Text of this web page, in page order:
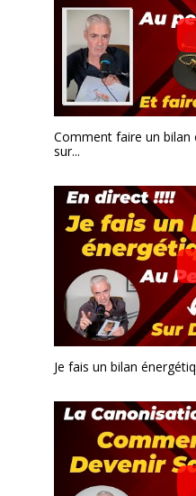
Comment faire un bilan
sur...
Je fais un bilan